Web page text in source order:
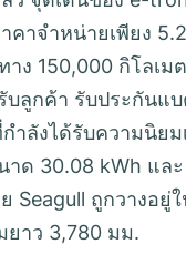
คาจำหน่ายเพียง
ง 150,000 กิโลเ
ลูกค้า รับประกันแ
ำลังได้รับความนิ
ด 30.08 kWh แล
Seagull ถูกวางอ
ยาว 3,780 มม.